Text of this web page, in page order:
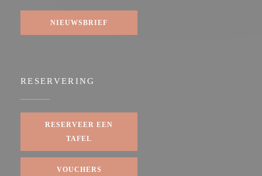
NIEUWSBRIEF
RESERVERING
RESERVEER EEN
TAFEL
VOUCHERS